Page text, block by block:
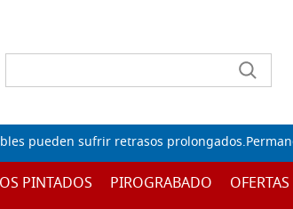
Lista de
pueden sufrir retrasos
PINTADOS PIROGRABADO OFERTAS